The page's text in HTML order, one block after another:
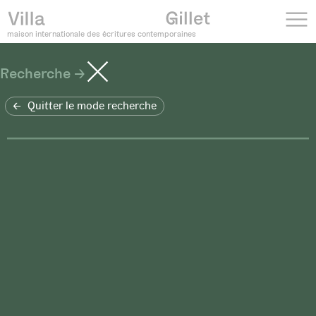
maison internationale des écritures contemporaines
Recherche
Quitter le mode recherche